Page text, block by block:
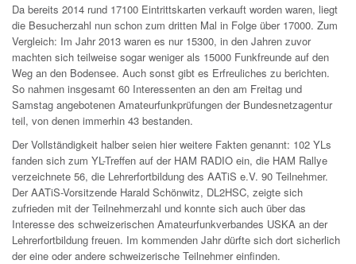
Da bereits 2014 rund 17100 Eintrittskarten verkauft worden waren, liegt
die Besucherzahl nun schon zum dritten Mal in Folge über 17000. Zum
Vergleich: Im Jahr 2013 waren es nur 15300, in den Jahren zuvor
machten sich teilweise sogar weniger als 15000 Funkfreunde auf den
Weg an den Bodensee. Auch sonst gibt es Erfreuliches zu berichten.
So nahmen insgesamt 60 Interessenten an den am Freitag und
Samstag angebotenen Amateurfunkprüfungen der Bundesnetzagentur
teil, von denen immerhin 43 bestanden.
Der Vollständigkeit halber seien hier weitere Fakten genannt: 102 YLs
fanden sich zum YL-Treffen auf der HAM RADIO ein, die HAM Rallye
verzeichnete 56, die Lehrerfortbildung des AATiS e.V. 90 Teilnehmer.
Der AATiS-Vorsitzende Harald Schönwitz, DL2HSC, zeigte sich
zufrieden mit der Teilnehmerzahl und konnte sich auch über das
Interesse des schweizerischen Amateurfunkverbandes USKA an der
Lehrerfortbildung freuen. Im kommenden Jahr dürfte sich dort sicherlich
der eine oder andere schweizerische Teilnehmer einfinden.